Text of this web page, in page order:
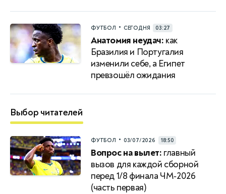
ФУТБОЛ • СЕГОДНЯ 03:27
Анатомия неудач: как
Бразилия и Португалия
изменили себе, а Египет
превзошёл ожидания
Выбор читателей
ФУТБОЛ • 03/07/2026 18:50
Вопрос на вылет: главный
вызов для каждой сборной
перед 1/8 финала ЧМ‑2026
(часть первая)